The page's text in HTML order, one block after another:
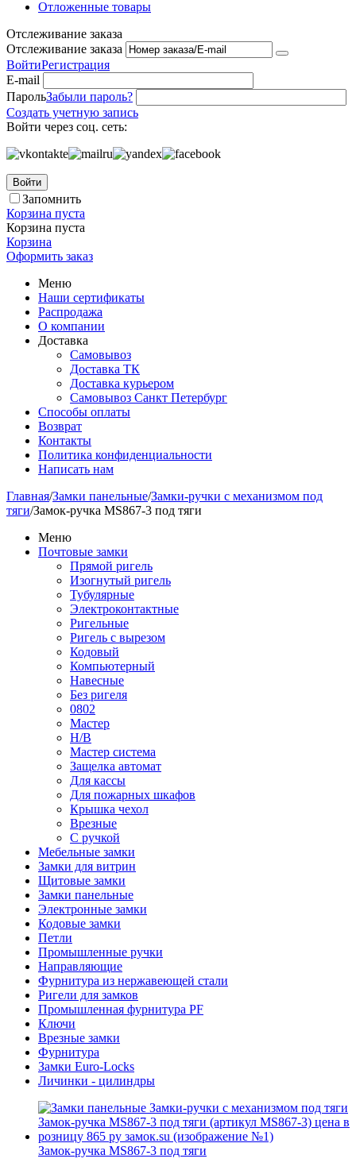
Отложенные товары
Отслеживание заказа
Отслеживание заказа
ВойтиРегистрация
E-mail
ПарольЗабыли пароль?
Создать учетную запись
Войти через соц. сеть:
Войти
Запомнить
Корзина пуста
Корзина пуста
Корзина
Оформить заказ
Меню
Наши сертификаты
Распродажа
О компании
Доставка
Самовывоз
Доставка ТК
Доставка курьером
Самовывоз Санкт Петербург
Способы оплаты
Возврат
Контакты
Политика конфиденциальности
Написать нам
Главная/Замки панельные/Замки-ручки с механизмом под
тяги/Замок-ручка MS867-3 под тяги
Меню
Почтовые замки
Прямой ригель
Изогнутый ригель
Тубулярные
Электроконтактные
Ригельные
Ригель с вырезом
Кодовый
Компьютерный
Навесные
Без ригеля
0802
Мастер
Н/В
Мастер система
Защелка автомат
Для кассы
Для пожарных шкафов
Крышка чехол
Врезные
С ручкой
Мебельные замки
Замки для витрин
Щитовые замки
Замки панельные
Электронные замки
Кодовые замки
Петли
Промышленные ручки
Направляющие
Фурнитура из нержавеющей стали
Ригели для замков
Промышленная фурнитура PF
Ключи
Врезные замки
Фурнитура
Замки Euro-Locks
Личинки - цилиндры
Замок-ручка MS867-3 под тяги